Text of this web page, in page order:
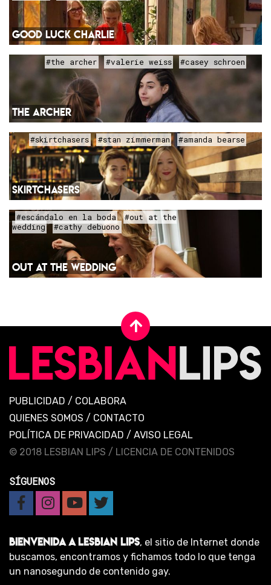
GOOD LUCK CHARLIE
#the archer #valerie weiss #casey schroen
THE ARCHER
#skirtchasers #stan zimmerman #amanda bearse
SKIRTCHASERS
#escándalo en la boda
#out at the
wedding
#cathy debuono
OUT AT THE WEDDING
PUBLICIDAD / COLABORA
QUIENES SOMOS / CONTACTO
POLÍTICA DE PRIVACIDAD / AVISO LEGAL
© 2018 LESBIAN LIPS / LICENCIA DE CONTENIDOS
SÍGUENOS
BIENVENIDA A LESBIAN LIPS, el sitio de Internet donde
buscamos, encontramos y fichamos todo lo que tenga
un nanosegundo de contenido gay.